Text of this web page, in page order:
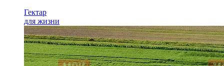
Гектар
для жизни